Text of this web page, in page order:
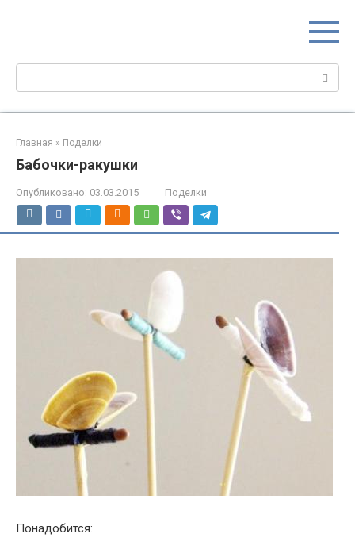
Поиск:
Главная » Поделки
Бабочки-ракушки
Опубликовано: 03.03.2015 Поделки
Понадобится: